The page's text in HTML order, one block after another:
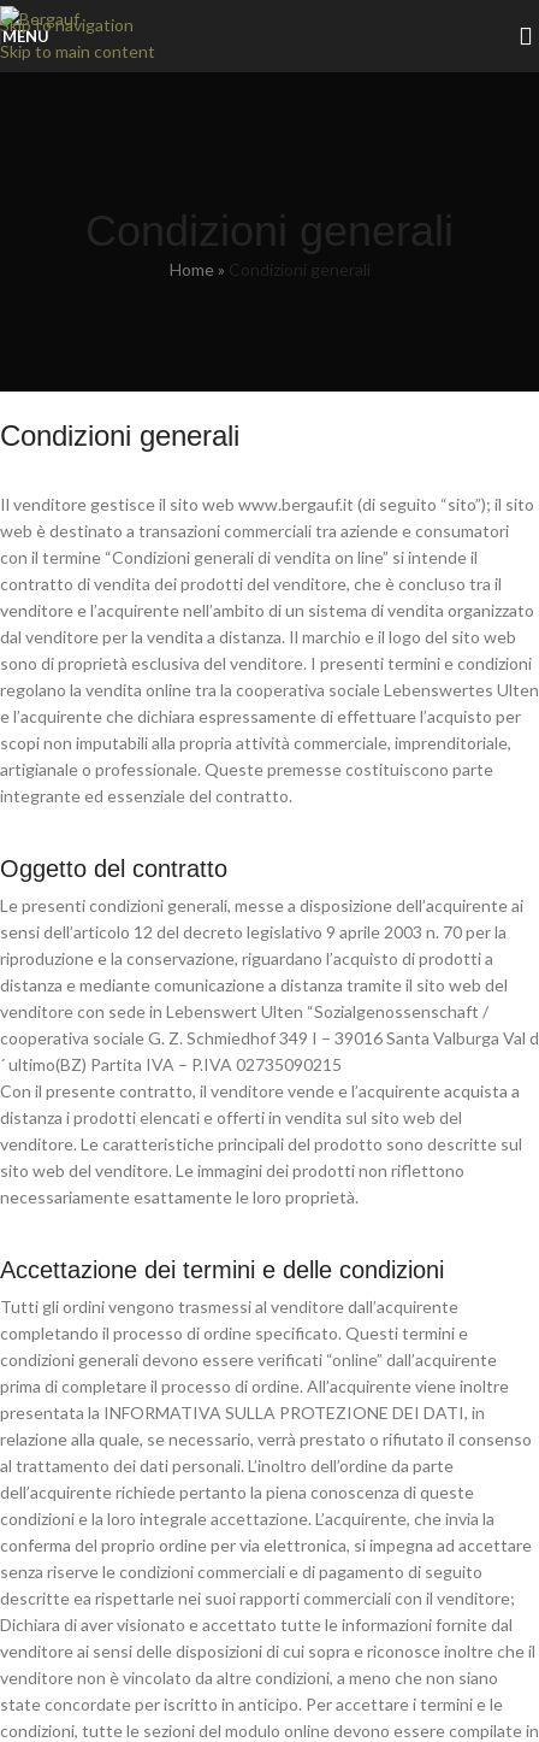
Skip to navigation
Skip to main content
MENU
Condizioni generali
Home » Condizioni generali
Condizioni generali
Il venditore gestisce il sito web www.bergauf.it (di seguito “sito”); il sito
web è destinato a transazioni commerciali tra aziende e consumatori
con il termine “Condizioni generali di vendita on line” si intende il
contratto di vendita dei prodotti del venditore, che è concluso tra il
venditore e l’acquirente nell’ambito di un sistema di vendita organizzato
dal venditore per la vendita a distanza. Il marchio e il logo del sito web
sono di proprietà esclusiva del venditore. I presenti termini e condizioni
regolano la vendita online tra la cooperativa sociale Lebenswertes Ulten
e l’acquirente che dichiara espressamente di effettuare l’acquisto per
scopi non imputabili alla propria attività commerciale, imprenditoriale,
artigianale o professionale. Queste premesse costituiscono parte
integrante ed essenziale del contratto.
Oggetto del contratto
Le presenti condizioni generali, messe a disposizione dell’acquirente ai
sensi dell’articolo 12 del decreto legislativo 9 aprile 2003 n. 70 per la
riproduzione e la conservazione, riguardano l’acquisto di prodotti a
distanza e mediante comunicazione a distanza tramite il sito web del
venditore con sede in Lebenswert Ulten “Sozialgenossenschaft /
cooperativa sociale G. Z. Schmiedhof 349 I – 39016 Santa Valburga Val d
´ ultimo(BZ) Partita IVA – P.IVA 02735090215
Con il presente contratto, il venditore vende e l’acquirente acquista a
distanza i prodotti elencati e offerti in vendita sul sito web del
venditore. Le caratteristiche principali del prodotto sono descritte sul
sito web del venditore. Le immagini dei prodotti non riflettono
necessariamente esattamente le loro proprietà.
Accettazione dei termini e delle condizioni
Tutti gli ordini vengono trasmessi al venditore dall’acquirente
completando il processo di ordine specificato. Questi termini e
condizioni generali devono essere verificati “online” dall’acquirente
prima di completare il processo di ordine. All’acquirente viene inoltre
presentata la INFORMATIVA SULLA PROTEZIONE DEI DATI, in
relazione alla quale, se necessario, verrà prestato o rifiutato il consenso
al trattamento dei dati personali. L’inoltro dell’ordine da parte
dell’acquirente richiede pertanto la piena conoscenza di queste
condizioni e la loro integrale accettazione. L’acquirente, che invia la
conferma del proprio ordine per via elettronica, si impegna ad accettare
senza riserve le condizioni commerciali e di pagamento di seguito
descritte ea rispettarle nei suoi rapporti commerciali con il venditore;
Dichiara di aver visionato e accettato tutte le informazioni fornite dal
venditore ai sensi delle disposizioni di cui sopra e riconosce inoltre che il
venditore non è vincolato da altre condizioni, a meno che non siano
state concordate per iscritto in anticipo. Per accettare i termini e le
condizioni, tutte le sezioni del modulo online devono essere compilate in